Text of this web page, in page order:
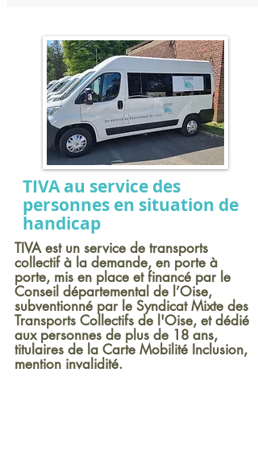
TIVA au service des
personnes en situation de
handicap
TIVA est un service de transports
collectif à la demande, en porte à
porte, mis en place et financé par le
Conseil départemental de l’Oise,
subventionné par le Syndicat Mixte des
Transports Collectifs de l'Oise, et dédié
aux personnes de plus de 18 ans,
titulaires de la Carte Mobilité Inclusion,
mention invalidité.